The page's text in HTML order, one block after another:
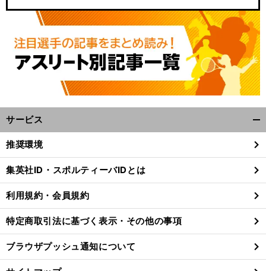
サービス
閉
る
推奨環境
集英社ID・スポルティーバIDとは
利用規約・会員規約
特定商取引法に基づく表示・その他の事項
ブラウザプッシュ通知について